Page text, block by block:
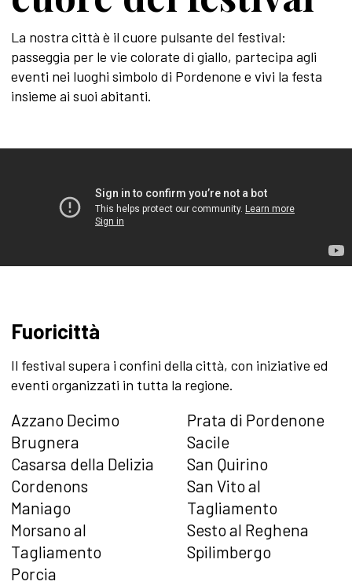
La nostra città è il cuore pulsante del festival:
passeggia per le vie colorate di giallo, partecipa agli
eventi nei luoghi simbolo di Pordenone e vivi la festa
insieme ai suoi abitanti.
Fuoricittà
Il festival supera i confini della città, con iniziative ed
eventi organizzati in tutta la regione.
Azzano Decimo
Brugnera
Casarsa della Delizia
Cordenons
Maniago
Morsano al
Tagliamento
Porcia
Prata di Pordenone
Sacile
San Quirino
San Vito al
Tagliamento
Sesto al Reghena
Spilimbergo